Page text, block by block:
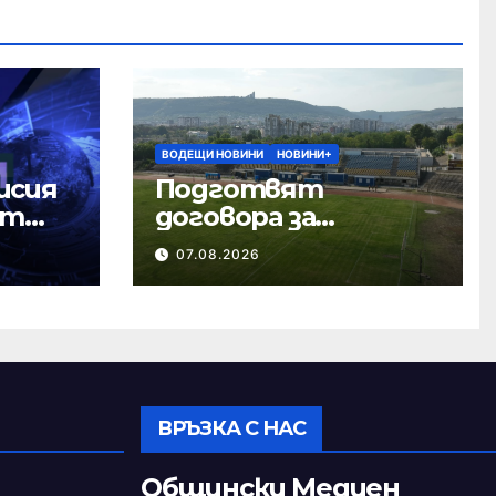
ВОДЕЩИ НОВИНИ НОВИНИ+
Подготвят
договора за
ремонта на
стадион „Панайот
07.08.2026
ВРЪЗКА С НАС
Общински Медиен